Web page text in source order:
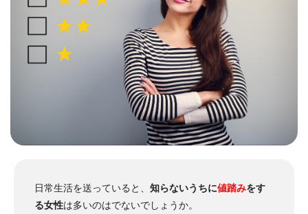
日常生活を送っていると、 知らないうちに値踏みをす
る女性は多いのはでないでしょうか。